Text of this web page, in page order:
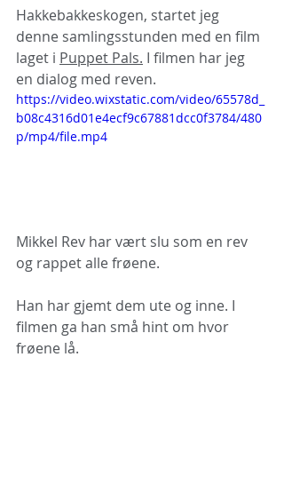
Hakkebakkeskogen, startet jeg
denne samlingsstunden med en film
laget i Puppet Pals. I filmen har jeg
en dialog med reven.
https://video.wixstatic.com/video/65578d_
b08c4316d01e4ecf9c67881dcc0f3784/480
p/mp4/file.mp4
Mikkel Rev har vært slu som en rev
og rappet alle frøene.
Han har gjemt dem ute og inne. I
filmen ga han små hint om hvor
frøene lå.